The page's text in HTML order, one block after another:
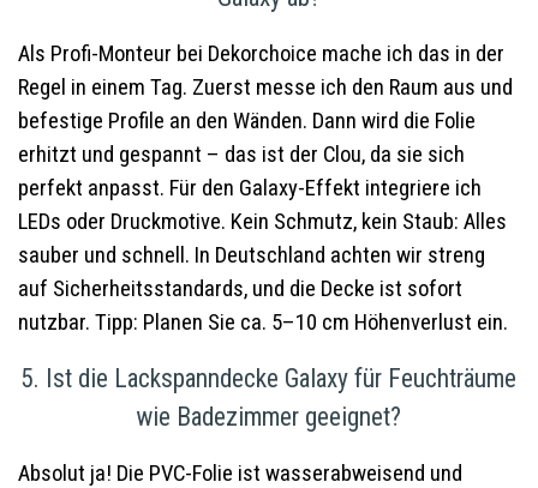
Als Profi-Monteur bei Dekorchoice mache ich das in der
Regel in einem Tag. Zuerst messe ich den Raum aus und
befestige Profile an den Wänden. Dann wird die Folie
erhitzt und gespannt – das ist der Clou, da sie sich
perfekt anpasst. Für den Galaxy-Effekt integriere ich
LEDs oder Druckmotive. Kein Schmutz, kein Staub: Alles
sauber und schnell. In Deutschland achten wir streng
auf Sicherheitsstandards, und die Decke ist sofort
nutzbar. Tipp: Planen Sie ca. 5–10 cm Höhenverlust ein.
5. Ist die Lackspanndecke Galaxy für Feuchträume
wie Badezimmer geeignet?
Absolut ja! Die PVC-Folie ist wasserabweisend und